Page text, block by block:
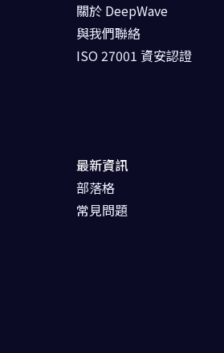
最新資訊
部落格
常見問題
關於 DeepWave
與我們聯絡
ISO 27001 資安認證